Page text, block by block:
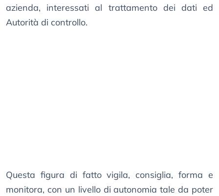
azienda, interessati al trattamento dei dati ed
Autorità di controllo.
Questa figura di fatto vigila, consiglia, forma e
monitora, con un livello di autonomia tale da poter